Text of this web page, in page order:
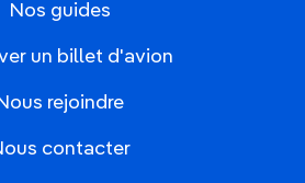
Nos guides
un billet d'avion
rejoindre
contacter